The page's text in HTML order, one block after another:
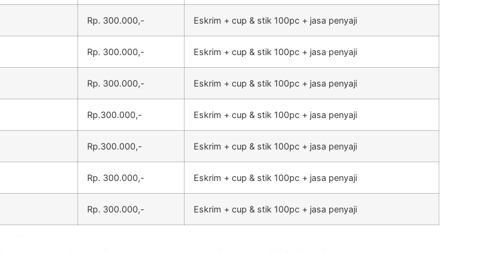
Rp. 300.000,- Eskrim + cup & stik 100pc + jasa penyaji
Rp. 300.000,- Eskrim + cup & stik 100pc + jasa penyaji
Rp. 300.000,- Eskrim + cup & stik 100pc + jasa penyaji
Rp.300.000,- Eskrim + cup & stik 100pc + jasa penyaji
Rp.300.000,- Eskrim + cup & stik 100pc + jasa penyaji
Rp. 300.000,- Eskrim + cup & stik 100pc + jasa penyaji
Rp. 300.000,- Eskrim + cup & stik 100pc + jasa penyaji